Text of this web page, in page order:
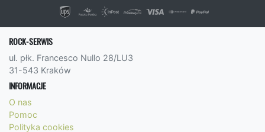
ROCK-SERWIS
ul. płk. Francesco Nullo 28/LU3
31-543 Kraków
INFORMACJE
O nas
Pomoc
Polityka cookies